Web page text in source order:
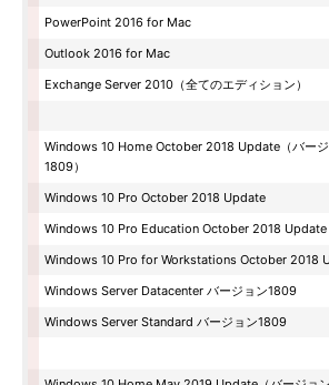
PowerPoint 2016 for Mac
Outlook 2016 for Mac
Exchange Server 2010（全てのエディション）
Windows 10 Home October 2018 Update（バー
1809）
Windows 10 Pro October 2018 Update
Windows 10 Pro Education October 2018 Update
Windows 10 Pro for Workstations October 2018
Windows Server Datacenter バージョン1809
Windows Server Standard バージョン1809